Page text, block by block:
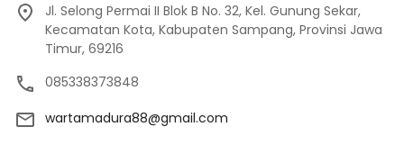
Jl. Selong Permai II Blok B No. 32, Kel. Gunung Sekar,
Kecamatan Kota, Kabupaten Sampang, Provinsi Jawa
Timur, 69216
085338373848
wartamadura88@gmail.com